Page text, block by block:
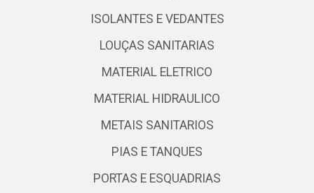
ISOLANTES E VEDANTES
LOUÇAS SANITARIAS
MATERIAL ELETRICO
MATERIAL HIDRAULICO
METAIS SANITARIOS
PIAS E TANQUES
PORTAS E ESQUADRIAS